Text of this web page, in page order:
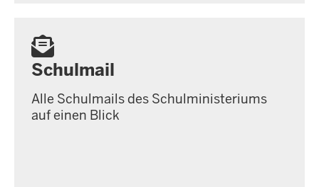
Schulmail
Alle Schulmails des Schulministeriums
auf einen Blick